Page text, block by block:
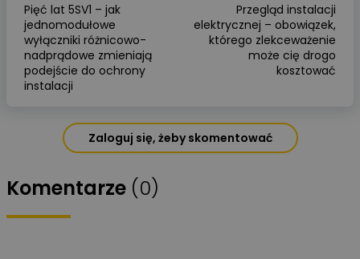
Pięć lat 5SV1 – jak
jednomodułowe
wyłączniki różnicowo-
nadprądowe zmieniają
podejście do ochrony
instalacji
Przegląd instalacji
elektrycznej – obowiązek,
którego zlekceważenie
może cię drogo
kosztować
Zaloguj się, żeby skomentować
Komentarze (0)